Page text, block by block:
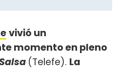
vivió un
momento en pleno
(Telefe). La